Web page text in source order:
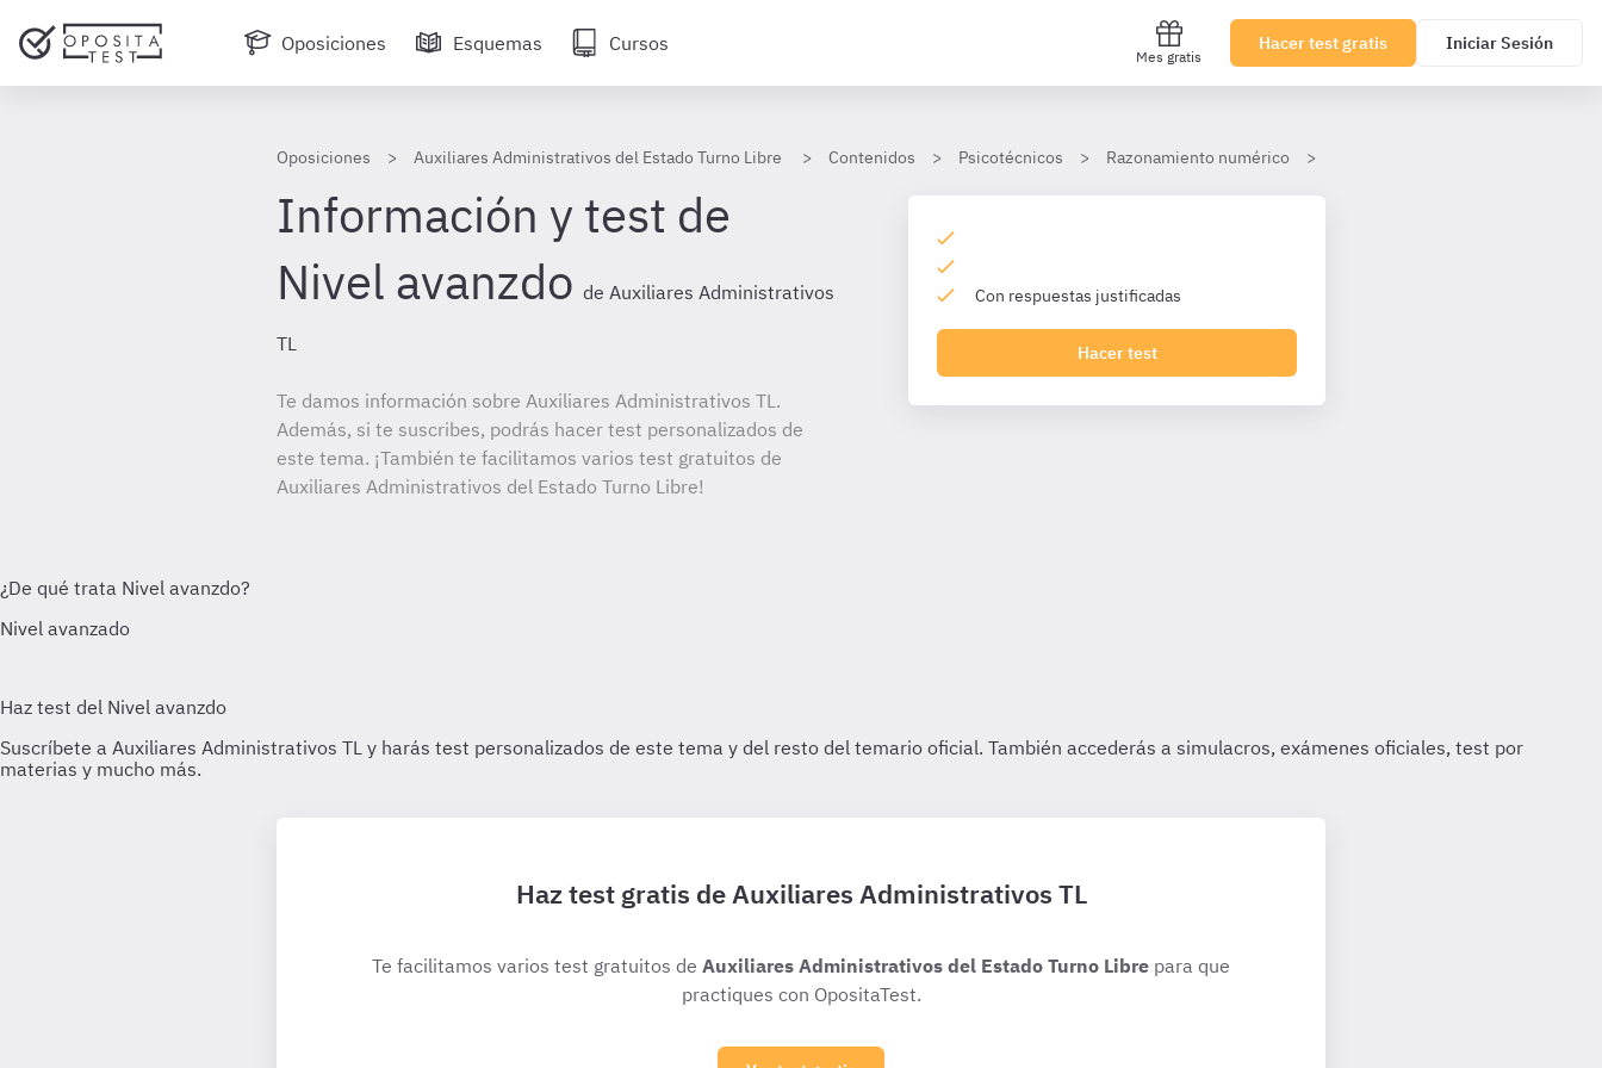
Oposiciones Esquemas Cursos
Mes gratis
Hacer test gratis Iniciar Sesión
Oposiciones Auxiliares Administrativos del Estado Turno Libre Contenidos Psicotécnicos Razonamiento numérico
Información y test de
Nivel avanzdo de Auxiliares Administrativos
TL
Te damos información sobre Auxiliares Administrativos TL.
Además, si te suscribes, podrás hacer test personalizados de
este tema. ¡También te facilitamos varios test gratuitos de
Auxiliares Administrativos del Estado Turno Libre!
Con respuestas justificadas
Hacer test
Haz test gratis de Auxiliares Administrativos TL
Te facilitamos varios test gratuitos de Auxiliares Administrativos del Estado Turno Libre para que
practiques con OpositaTest.